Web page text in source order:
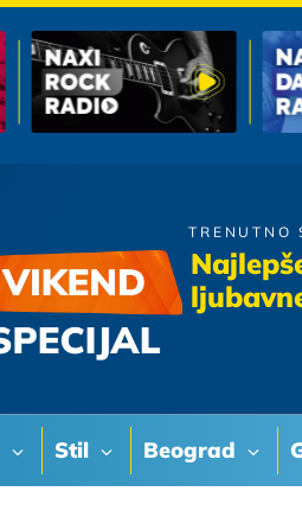
Stil Beograd
TRENUTNO